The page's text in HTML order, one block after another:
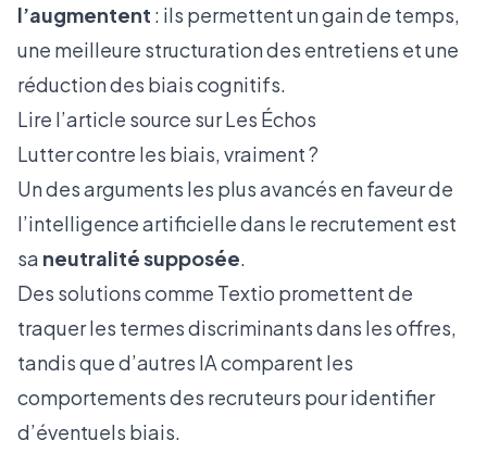
l’augmentent : ils permettent un gain de temps,
une meilleure structuration des entretiens et une
réduction des biais cognitifs.
Lire l’article source sur Les Échos
Lutter contre les biais, vraiment ?
Un des arguments les plus avancés en faveur de
l’intelligence artificielle dans le recrutement est
sa neutralité supposée.
Des solutions comme Textio promettent de
traquer les termes discriminants dans les offres,
tandis que d’autres IA comparent les
comportements des recruteurs pour identifier
d’éventuels biais.